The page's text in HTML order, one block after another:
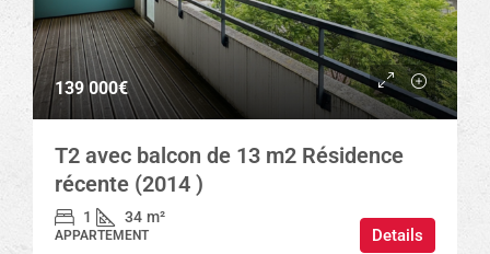
139 000€
T2 avec balcon de 13 m2 Résidence
récente (2014 )
1 34 m²
APPARTEMENT Details